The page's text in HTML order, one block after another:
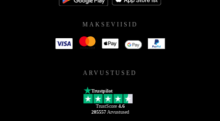
MAKSEVIISID
ARVUSTUSED
Trustpilot
TrustScore 4.6
205557Arvustused